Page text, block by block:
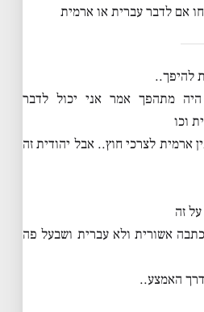
אם לדבר עברית או ארמית
להיפך..
מתהפך אמר אני יכול לדבר
וכו
ארמית לצרכי חוץ.. אבל יהודית זה
זה
אשורית ולא עברית ושבעל פה
האמצע..